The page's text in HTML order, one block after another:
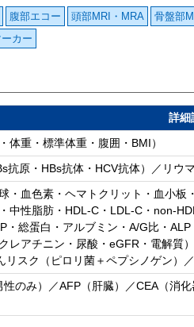
腹部エコー 頭部MRI・MRA
骨盤部
カー
詳細
体重・標準体重・腹囲・BMI）
抗原・HBs抗体・HCV抗体）／リウ
・血色素・ヘマトクリット・血小
中性脂肪・HDL-C・LDL-C・non-
・総蛋白・アルブミン・A/G比・
レアチニン・尿酸・eGFR・電解質
リスク（ピロリ菌＋ペプシノゲン）
性のみ）／AFP（肝臓）／CEA（消